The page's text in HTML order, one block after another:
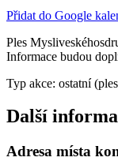
Přidat do Google
Ples
Informace budou
Typ akce: ostatní
Další
Adresa místa